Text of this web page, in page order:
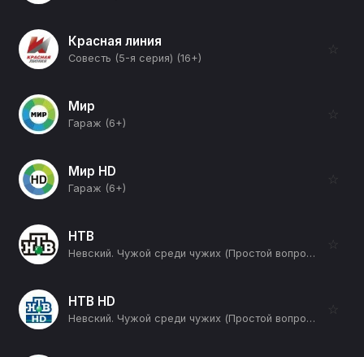
Красная линия
Совесть (5-я серия) (16+)
☆
Мир
Гараж (6+)
☆
Мир HD
Гараж (6+)
☆
НТВ
Невский. Чужой среди чужих (Простой вопрос) (16+)
☆
НТВ HD
Невский. Чужой среди чужих (Простой вопрос) (16+)
☆